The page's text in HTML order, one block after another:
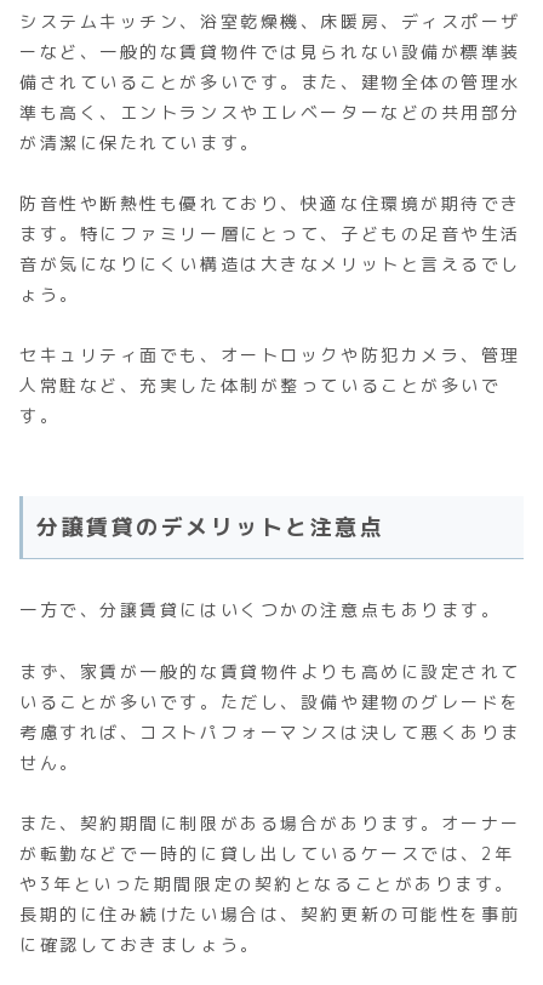
システムキッチン、浴室乾燥機、床暖房、ディスポーザ
ーなど、一般的な賃貸物件では見られない設備が標準装
備されていることが多いです。また、建物全体の管理水
準も高く、エントランスやエレベーターなどの共用部分
が清潔に保たれています。
防音性や断熱性も優れており、快適な住環境が期待でき
ます。特にファミリー層にとって、子どもの足音や生活
音が気になりにくい構造は大きなメリットと言えるでし
ょう。
セキュリティ面でも、オートロックや防犯カメラ、管理
人常駐など、充実した体制が整っていることが多いで
す。
分譲賃貸のデメリットと注意点
一方で、分譲賃貸にはいくつかの注意点もあります。
まず、家賃が一般的な賃貸物件よりも高めに設定されて
いることが多いです。ただし、設備や建物のグレードを
考慮すれば、コストパフォーマンスは決して悪くありま
せん。
また、契約期間に制限がある場合があります。オーナー
が転勤などで一時的に貸し出しているケースでは、2年
や3年といった期間限定の契約となることがあります。
長期的に住み続けたい場合は、契約更新の可能性を事前
に確認しておきましょう。